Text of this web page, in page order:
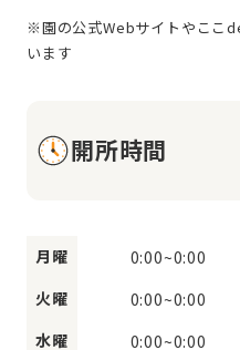
※園の公式Webサイトやここ
開所時間
月曜 0:00~0:00
火曜
0:00~0:00
水曜
0:00~0:00